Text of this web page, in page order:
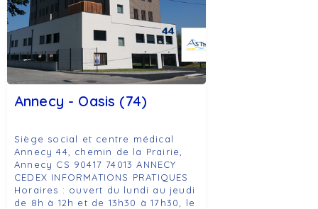
Annecy - Oasis (74)
Siège social et centre médical
Annecy 44, chemin de la Prairie,
Annecy CS 90417 74013 ANNECY
CEDEX INFORMATIONS PRATIQUES
Horaires : ouvert du lundi au jeudi
de 8h à 12h et de 13h30 à 17h30, le